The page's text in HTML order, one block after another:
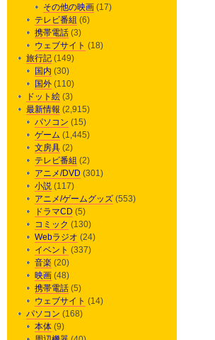
その他の映画 (17)
テレビ番組 (6)
携帯電話 (3)
ウェブサイト (18)
旅行記 (149)
国内 (30)
国外 (110)
ドット絵 (3)
最新情報 (2,915)
パソコン (15)
ゲーム (1,445)
文房具 (2)
テレビ番組 (2)
アニメ/DVD (301)
小説 (117)
アニメ/ゲームグッズ (553)
ドラマCD (5)
コミック (130)
Webラジオ (24)
イベント (337)
音楽 (20)
映画 (48)
携帯電話 (5)
ウェブサイト (14)
パソコン (168)
本体 (9)